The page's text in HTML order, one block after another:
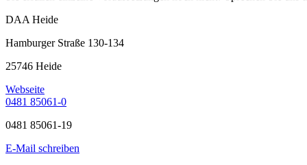
DAA Heide
Hamburger Straße 130-134
25746 Heide
Webseite
0481 85061-0
0481 85061-19
E-Mail schreiben